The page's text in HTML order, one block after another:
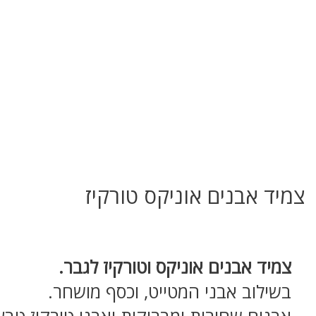
צמיד אבנים אוניקס טורקיז
צמיד אבנים אוניקס וטורקיז לגבר.
בשילוב אבני המטייט, וכסף מושחר.